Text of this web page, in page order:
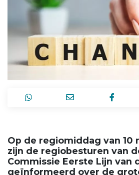
Op de regiomiddag van 10
zijn de regiobesturen van
Commissie Eerste Lijn van
geïnformeerd over de